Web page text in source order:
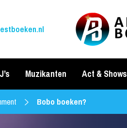
Muzikanten Act & Shows
Bobo boeken?